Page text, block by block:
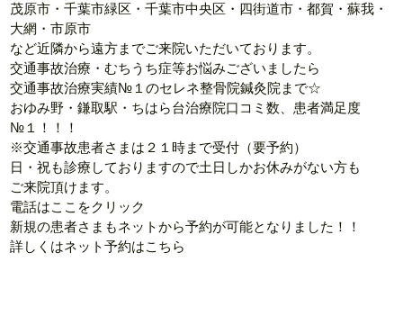
茂原市・千葉市緑区・千葉市中央区・四街道市・都賀・蘇我・
大網・市原市
など近隣から遠方までご来院いただいております。
交通事故治療・むちうち症等お悩みございましたら
交通事故治療実績№１のセレネ整骨院鍼灸院まで☆
おゆみ野・鎌取駅・ちはら台治療院口コミ数、患者満足度
№１！！！
※交通事故患者さまは２１時まで受付（要予約）
日・祝も診療しておりますので土日しかお休みがない方も
ご来院頂けます。
電話はここをクリック
新規の患者さまもネットから予約が可能となりました！！
詳しくはネット予約はこちら